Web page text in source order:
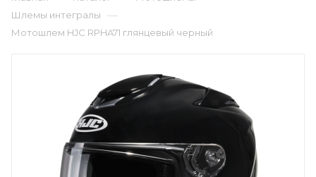
Шлемы интегралы —
Мотошлем HJC RPHA71 глянцевый черный